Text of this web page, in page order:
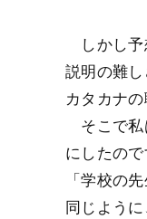
しかし予
説明の難し
カタカナ
そこで私
にしたので
「学校の
同じよう